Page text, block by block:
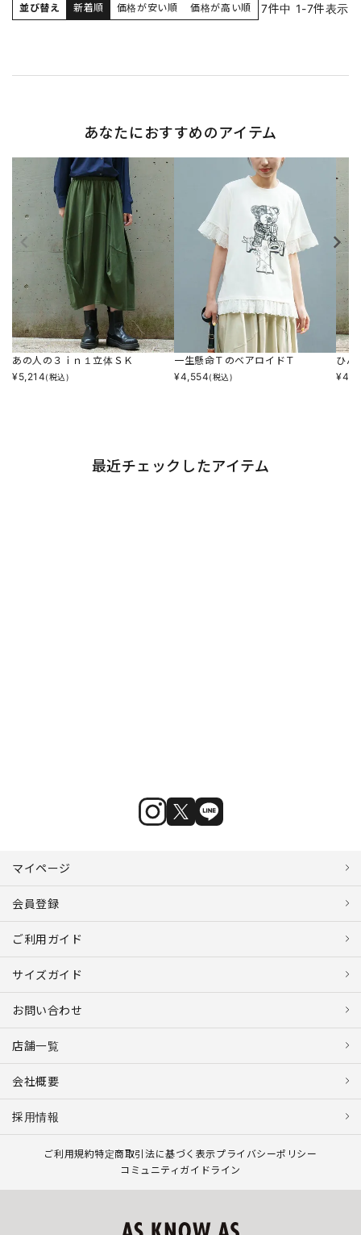
並び替え 新着順 価格が安い順 価格が高い順 7件中 1-7件表示
あなたにおすすめのアイテム
あの人の３ｉｎ１立体ＳＫ
¥5,214(税込)
一生懸命ＴのベアロイドＴ
¥4,554(税込)
ひん
¥
最近チェックしたアイテム
マイページ
会員登録
ご利用ガイド
サイズガイド
お問い合わせ
店舗一覧
会社概要
採用情報
ご利用規約特定商取引法に基づく表示プライバシーポリシー
コミュニティガイドライン